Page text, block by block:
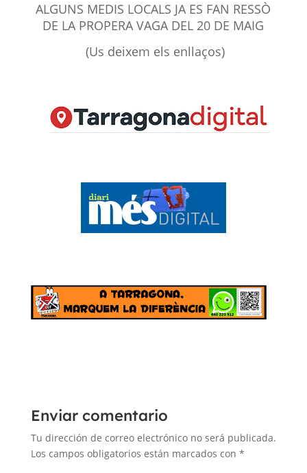
ALGUNS MEDIS LOCALS JA ES FAN RESSÒ
DE LA PROPERA VAGA DEL 20 DE MAIG
(Us deixem els enllaços)
Enviar comentario
Tu dirección de correo electrónico no será publicada.
Los campos obligatorios están marcados con *